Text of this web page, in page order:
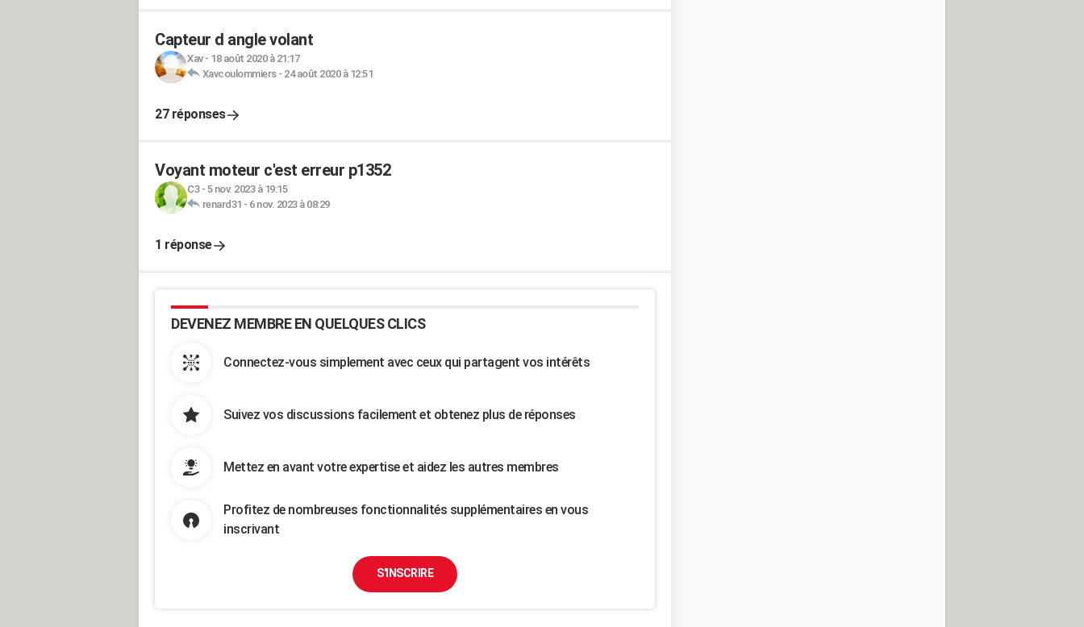
Capteur d angle volant
Xav- 18 août 2020 à 21:17
Xavcoulommiers- 24 août 2020 à 12:51
27 réponses
Voyant moteur c'est erreur p1352
C3- 5 nov. 2023 à 19:15
renard31 - 6 nov. 2023 à 08:29
1 réponse
DEVENEZ MEMBRE EN QUELQUES CLICS
Connectez-vous simplement avec ceux qui partagent vos intérêts
Suivez vos discussions facilement et obtenez plus de réponses
Mettez en avant votre expertise et aidez les autres membres
Profitez de nombreuses fonctionnalités supplémentaires en vous
inscrivant
S'INSCRIRE